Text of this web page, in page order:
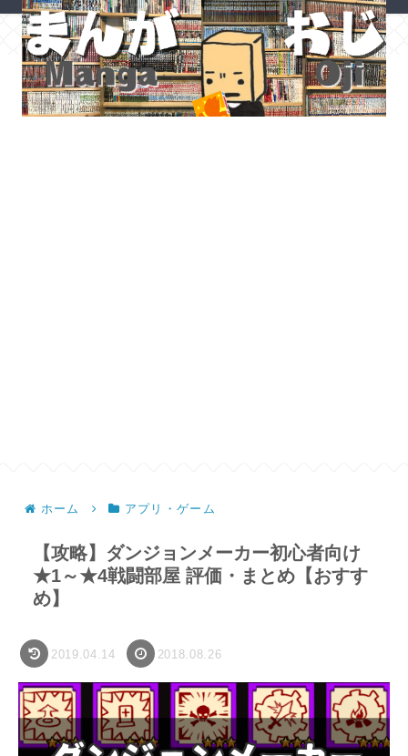
ホーム アプリ・ゲーム
【攻略】ダンジョンメーカー初心者向け
★1～★4戦闘部屋 評価・まとめ【おすす
め】
2019.04.14 2018.08.26